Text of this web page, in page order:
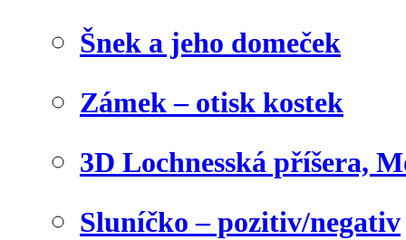
Šnek a jeho domeček
Zámek – otisk kostek
3D Lochnesská příšera,
Sluníčko – pozitiv/negativ